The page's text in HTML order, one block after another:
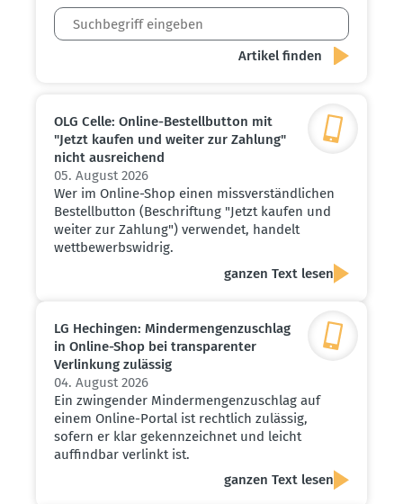
OLG Celle: Online-Bestell­button mit
"Jetzt kaufen und weiter zur Zahlung"
nicht ausrei­chend
05. August 2026
Wer im Online-Shop einen missverständlichen
Bestellbutton (Beschriftung "Jetzt kaufen und
weiter zur Zahlung") verwendet, handelt
wettbewerbswidrig.
ganzen Text lesen
LG Hechingen: Minder­men­gen­zu­schlag
in Online-Shop bei trans­pa­renter
Verlinkung zulässig
04. August 2026
Ein zwingender Mindermengenzuschlag auf
einem Online-Portal ist rechtlich zulässig,
sofern er klar gekennzeichnet und leicht
auffindbar verlinkt ist.
ganzen Text lesen